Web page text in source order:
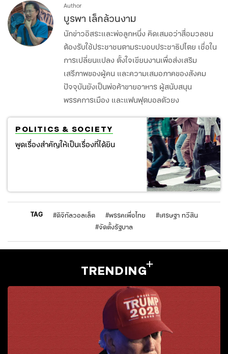
Author
บูรพา เล็กล้วนงาม
นักข่าวอิสระและพ่อลูกหนึ่ง คิดเสมอว่าสื่อมวลชน
ต้องรับใช้ประชาชนตามระบอบประชาธิปไตย เชื่อใน
การเปลี่ยนแปลง ตั้งใจเขียนงานเพื่อส่งเสริม
เสรีภาพของผู้คน และความเสมอภาคของสังคม
ปัจจุบันยังเป็นพ่อค้าขายอาหาร ผู้สนับสนุน
พรรคการเมือง และแฟนฟุตบอลตัวยง
POLITICS & SOCIETY
พูดเรื่องสำคัญให้เป็นเรื่องที่ได้ยิน
TAG #ดิจิทัลวอลเล็ต #พรรคเพื่อไทย #เศรษฐา ทวีสิน
#จัดตั้งรัฐบาล
TRENDING